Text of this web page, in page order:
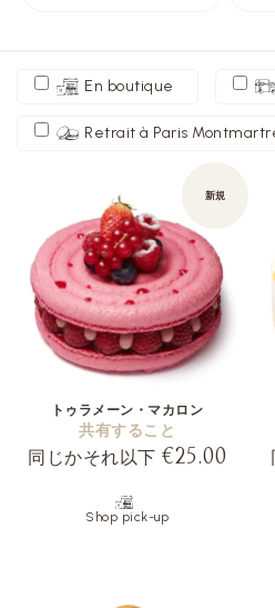
En boutique
Retrait à Paris
新規
トゥラメーン・マカロン
共有すること
同じかそれ以下 €25.00
Shop pick-up